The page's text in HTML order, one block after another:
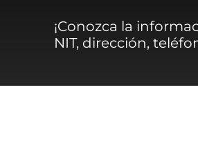
¡Conozca la
NIT, dirección,